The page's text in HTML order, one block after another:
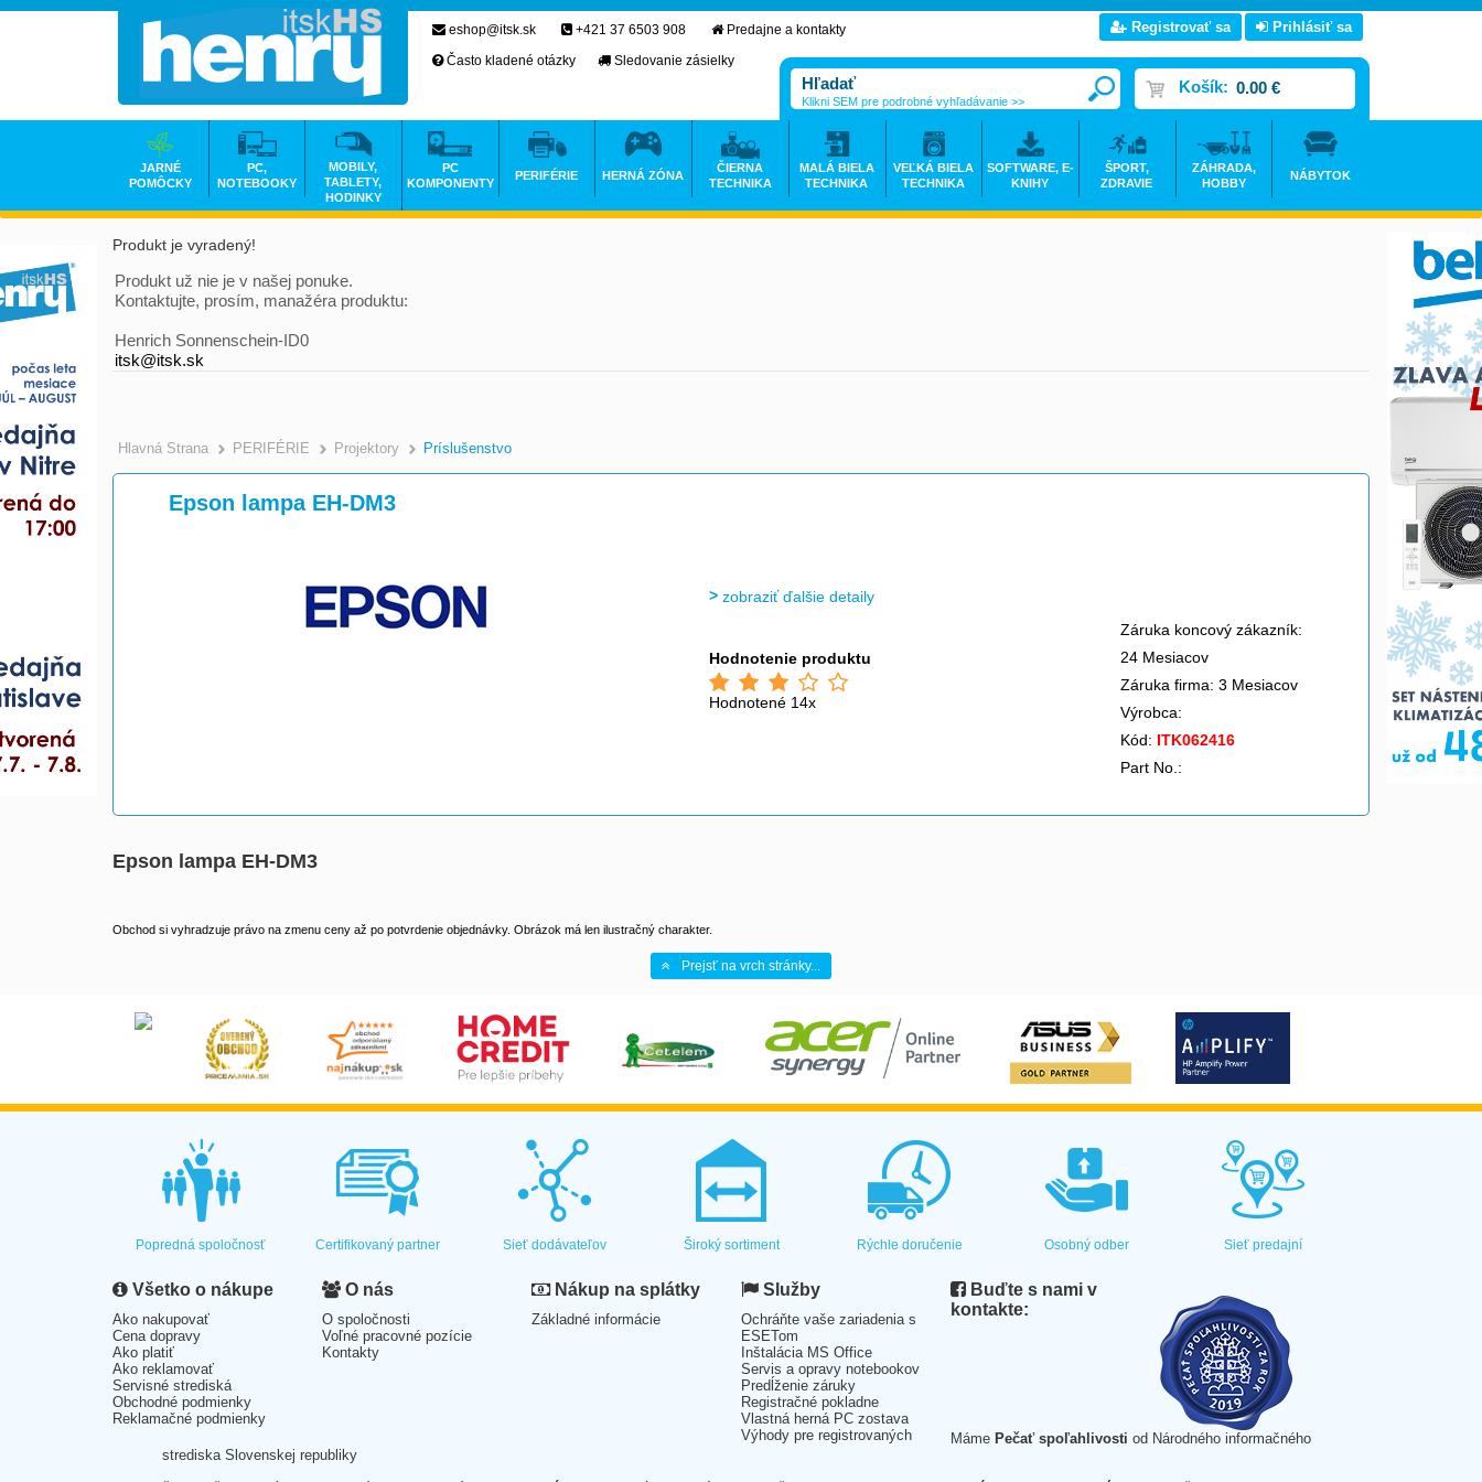
Produkt je vyradený!
Produkt už nie je v našej ponuke.
Kontaktujte, prosím, manažéra produktu:
Henrich Sonnenschein-ID0
itsk@itsk.sk
Hlavná Strana >
PERIFÉRIE >
Projektory >
Príslušenstvo
Epson lampa EH-DM3
zobraziť ďalšie detaily
Hodnotenie produktu
Hodnotené 14x
Záruka koncový zákazník:
24 Mesiacov
Záruka firma: 3 Mesiacov
Výrobca:
Kód: ITK062416
Part No.:
Epson lampa EH-DM3
Obchod si vyhradzuje právo na zmenu ceny až po potvrdenie objednávky. Obrázok má len ilustračný charakter.
Prejsť na vrch stránky...
eshop@itsk.sk +421 37 6503 908
Predajne a kontakty
Často kladené otázky
Sledovanie zásielky
Registrovať sa Prihlásiť sa
Košík: 0.00 €
Klikni SEM pre podrobné vyhľadávanie >>
JARNÉ
POMÔCKY
PC,
NOTEBOOKY
MOBILY,
TABLETY,
HODINKY
PC
KOMPONENTY
PERIFÉRIE HERNÁ ZÓNA
ČIERNA
TECHNIKA
MALÁ BIELA
TECHNIKA
VEĽKÁ BIELA
TECHNIKA
SOFTWARE, E-
KNIHY
ŠPORT,
ZDRAVIE
ZÁHRADA,
HOBBY
NÁBYTOK
Popredná spoločnosť Certifikovaný partner Sieť dodávateľov Široký sortiment Rýchle doručenie Osobný odber Sieť predajní
Všetko o nákupe
Ako nakupovať
Cena dopravy
Ako platiť
Ako reklamovať
Servisné strediská
Obchodné podmienky
Reklamačné podmienky
O nás
O spoločnosti
Voľné pracovné pozície
Kontakty
Nákup na splátky
Základné informácie
Služby
Ochráňte vaše zariadenia s
ESETom
Inštalácia MS Office
Servis a opravy notebookov
Predĺženie záruky
Registračné pokladne
Vlastná herná PC zostava
Výhody pre registrovaných
Buďte s nami v
kontakte:
Máme Pečať spoľahlivosti od Národného informačného
strediska Slovenskej republiky